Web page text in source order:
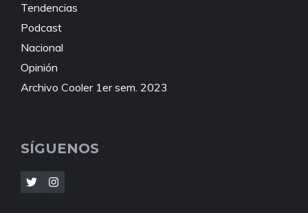
Tendencias
Podcast
Nacional
Opinión
Archivo Cooler 1er sem. 2023
SÍGUENOS